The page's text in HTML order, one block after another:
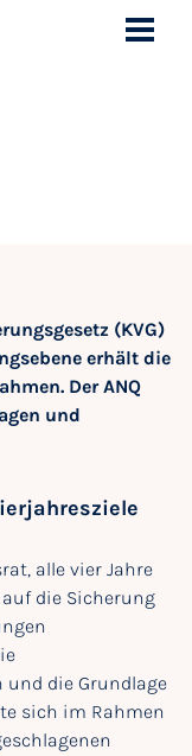
(KVG)
erhält die
Der ANQ
und
alle vier Jahre
die Sicherung
die Grundlage
sich im Rahmen